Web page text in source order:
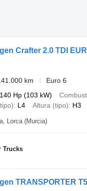
Crafter 2.0 TDI
km
Euro 6
140 Hp (103 kW)
L4 Altura (tipo) H3
Lorca (Murcia)
Trucks
TRANSPORTER